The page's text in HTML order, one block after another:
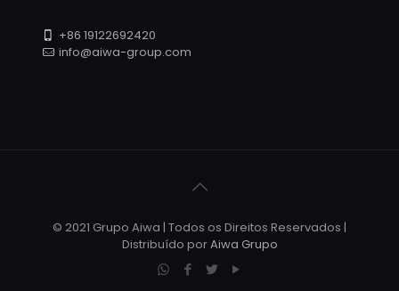
+86 19122692420
info@aiwa-group.com
© 2021 Grupo Aiwa | Todos os Direitos Reservados |
Distribuído porAiwa Grupo